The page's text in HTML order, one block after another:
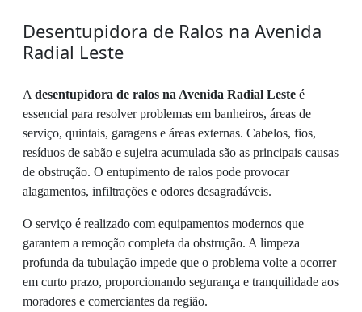
Desentupidora de Ralos na Avenida
Radial Leste
A desentupidora de ralos na Avenida Radial Leste é
essencial para resolver problemas em banheiros, áreas de
serviço, quintais, garagens e áreas externas. Cabelos, fios,
resíduos de sabão e sujeira acumulada são as principais causas
de obstrução. O entupimento de ralos pode provocar
alagamentos, infiltrações e odores desagradáveis.
O serviço é realizado com equipamentos modernos que
garantem a remoção completa da obstrução. A limpeza
profunda da tubulação impede que o problema volte a ocorrer
em curto prazo, proporcionando segurança e tranquilidade aos
moradores e comerciantes da região.